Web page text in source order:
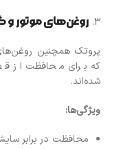
روغن‌های موتور
پروتک همچنین
که برای محافظت از
شده‌اند.
ویژگی‌ها:
محافظت در برابر